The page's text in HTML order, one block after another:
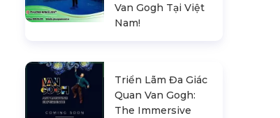
Van Gogh Tại Việt
Nam!
Triển Lãm Đa Giác
Quan Van Gogh:
The Immersive